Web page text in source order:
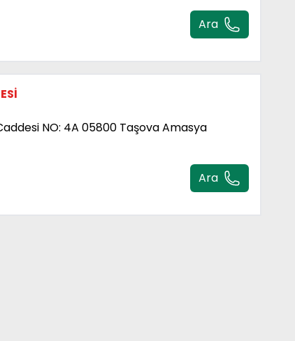
Ara
NO: 4A 05800 Taşova Amasya
Ara